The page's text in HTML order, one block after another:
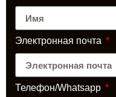
Электронная почта
Телефон/Whatsapp